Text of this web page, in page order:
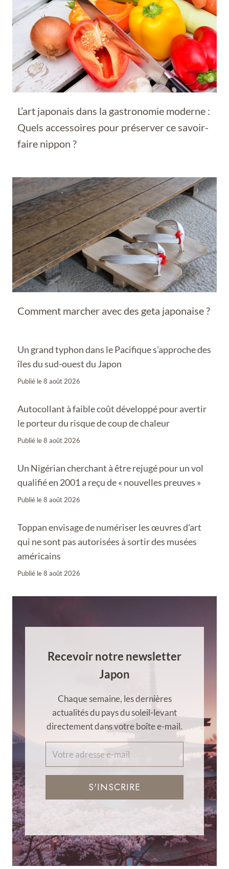
L’art japonais dans la gastronomie moderne :
Quels accessoires pour préserver ce savoir-
faire nippon ?
Comment marcher avec des geta japonaise ?
Un grand typhon dans le Pacifique s’approche des
îles du sud-ouest du Japon
Publié le8 août 2026
Autocollant à faible coût développé pour avertir
le porteur du risque de coup de chaleur
Publié le8 août 2026
Un Nigérian cherchant à être rejugé pour un vol
qualifié en 2001 a reçu de « nouvelles preuves »
Publié le8 août 2026
Toppan envisage de numériser les œuvres d’art
qui ne sont pas autorisées à sortir des musées
américains
Publié le8 août 2026
Recevoir notre newsletter
Japon
Chaque semaine, les dernières
actualités du pays du soleil-levant
directement dans votre boîte e-mail.
S'INSCRIRE